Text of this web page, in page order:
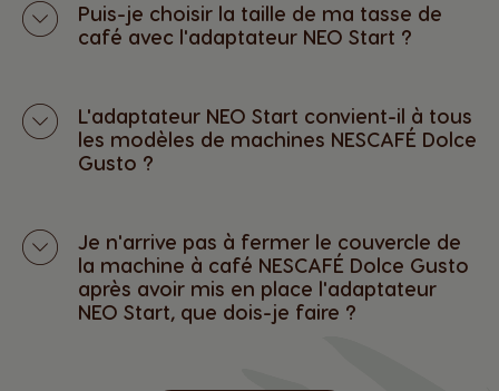
Puis-je choisir la taille de ma tasse de
café avec l'adaptateur NEO Start ?
L'adaptateur NEO Start convient-il à tous
les modèles de machines NESCAFÉ Dolce
Gusto ?
Je n'arrive pas à fermer le couvercle de
la machine à café NESCAFÉ Dolce Gusto
après avoir mis en place l'adaptateur
NEO Start, que dois-je faire ?